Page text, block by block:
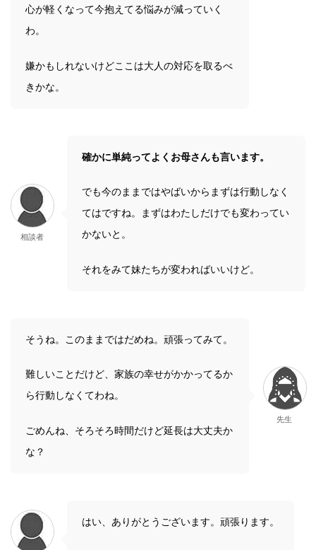
心が軽くなって今抱えてる悩みが減っていく
わ。
嫌かもしれないけどここは大人の対応を取るべ
きかな。
相談者
確かに単純ってよくお母さんも言います。
でも今のままではやばいからまずは行動しなく
てはですね。まずはわたしだけでも変わってい
かないと。
それをみて妹たちが変わればいいけど。
そうね。このままではだめね。頑張ってみて。
難しいことだけど、家族の幸せがかかってるか
ら行動しなくてわね。
ごめんね、そろそろ時間だけど延長は大丈夫か
な？
先生
はい、ありがとうございます。頑張ります。